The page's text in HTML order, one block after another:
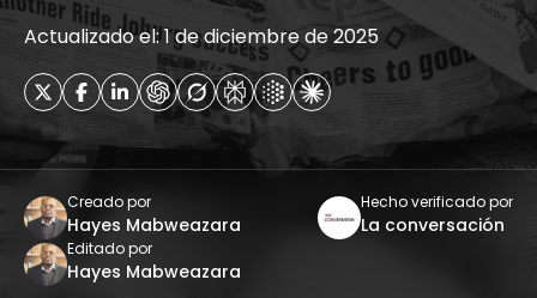
Actualizado el: 1 de diciembre de 2025
Creado por
Hayes Mabweazara
Hecho verificado por
La conversación
Editado por
Hayes Mabweazara